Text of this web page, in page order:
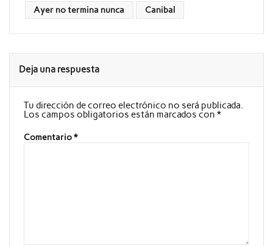
Ayer no termina nunca Canibal
Deja una respuesta
Tu dirección de correo electrónico no será publicada.
Los campos obligatorios están marcados con *
Comentario*